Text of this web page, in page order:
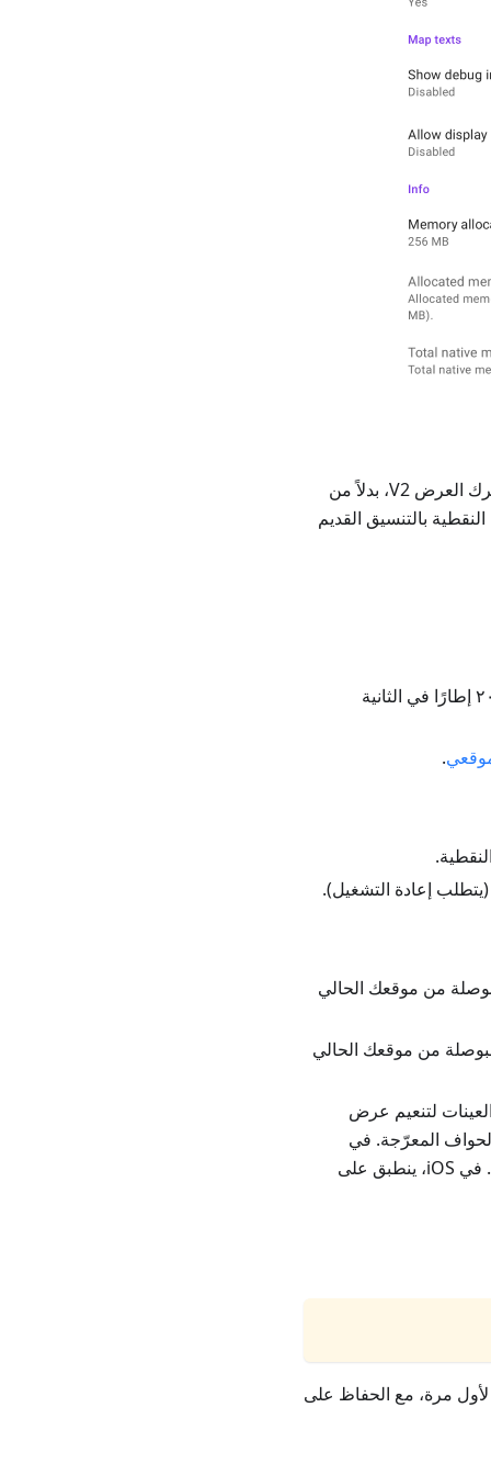
). عند استخدام محرك العرض V2، بدلاً من
بالتنسيق القديم
بمقدار ٢٠ إطارًا في الثانية
.
إعادة التشغيل).
من موقعك الحالي
من موقعك الحالي
لتنعيم عرض
المعرّجة. في
. في iOS، ينطبق على
لأول مرة، مع الحفاظ على